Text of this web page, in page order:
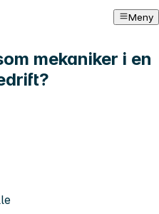
Meny
mekaniker i en